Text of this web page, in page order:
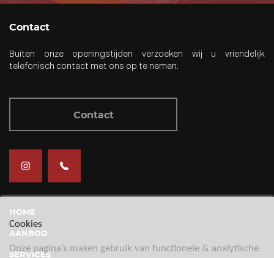
Contact
Buiten onze openingstijden verzoeken wij u vriendelijk
telefonisch contact met ons op te nemen.
Contact
HOME
AANBOD
SERVICES
Cookies
Onze pagina’s maken gebruik van functionele & analytische